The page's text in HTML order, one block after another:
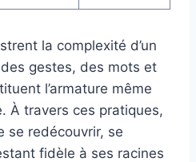
la complexité d’un
gestes, des mots et
l’armature même
À travers ces pratiques,
se redécouvrir, se
fidèle à ses racines